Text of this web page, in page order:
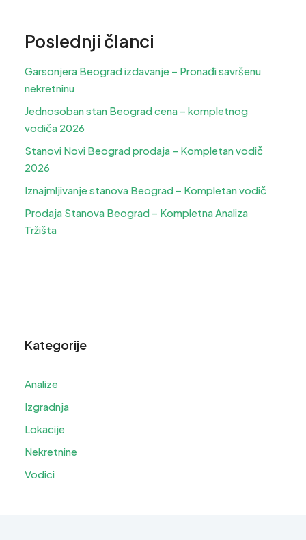
Poslednji članci
Garsonjera Beograd izdavanje – Pronađi savršenu
nekretninu
Jednosoban stan Beograd cena – kompletnog
vodiča 2026
Stanovi Novi Beograd prodaja – Kompletan vodič
2026
Iznajmljivanje stanova Beograd – Kompletan vodič
Prodaja Stanova Beograd – Kompletna Analiza
Tržišta
Kategorije
Analize
Izgradnja
Lokacije
Nekretnine
Vodici